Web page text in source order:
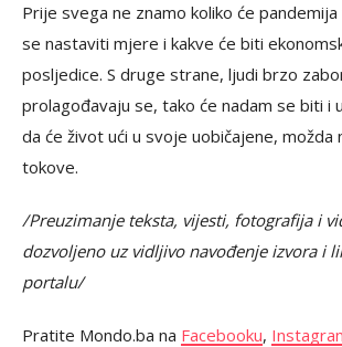
Prije svega ne znamo koliko će
se nastaviti mjere i kakve će biti
posljedice. S druge strane, ljudi brzo
prolagođavaju se, tako će nadam se biti i
da će život ući u svoje uobičajene, možda
tokove.
/Preuzimanje teksta, vijesti, fotografija i
dozvoljeno uz vidljivo navođenje izvora i
portalu/
Pratite Mondo.ba na Facebooku,